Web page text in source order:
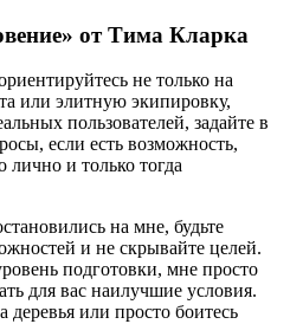
от Тима Кларка
не только на
или элитную экипировку,
пользователей, задайте в
если есть возможность,
лично и только тогда
на мне, будьте
и не скрывайте целей.
подготовки, мне просто
для вас наилучшие условия.
деревья или просто боитесь